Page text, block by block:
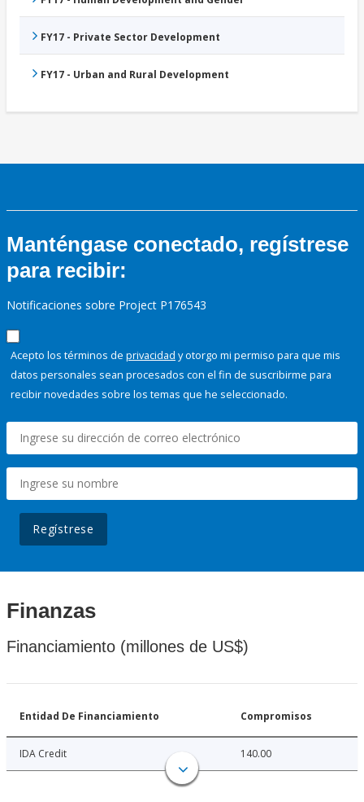
FY17 - Private Sector Development
FY17 - Urban and Rural Development
Manténgase conectado, regístrese
para recibir:
Notificaciones sobre Project P176543
Acepto los términos de privacidad y otorgo mi permiso para que mis
datos personales sean procesados con el fin de suscribirme para
recibir novedades sobre los temas que he seleccionado.
Regístrese
Finanzas
Financiamiento (millones de US$)
Entidad De Financiamiento Compromisos
IDA Credit 140.00